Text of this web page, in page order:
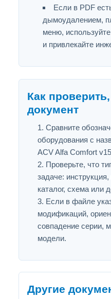
Если в PDF
дымоудалением,
меню,
и привлекайте
Как
документ
Сравните
оборудования с
ACV Alfa Comfort
Проверьте, что
задаче: инструкция,
каталог, схема или
Если в файле
модификаций,
совпадение серии,
модели.
Другие